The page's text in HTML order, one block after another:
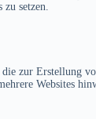
setzen.
zur Erstellung
Websites